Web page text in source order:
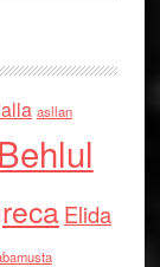
asllan
Behlul
Elida